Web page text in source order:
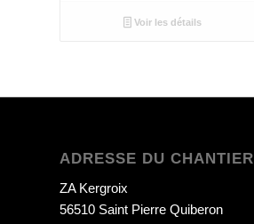
Voir les détails
ADRESSE DU CHANTIER
ZA Kergroix
56510 Saint Pierre Quiberon